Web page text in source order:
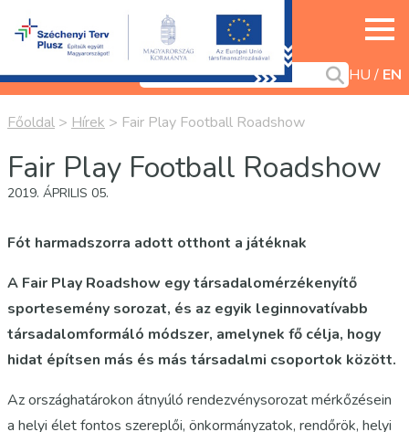
HU EN
Főoldal > Hírek > Fair Play Football Roadshow
Fair Play Football Roadshow
2019. ÁPRILIS 05.
Fót harmadszorra adott otthont a játéknak
A Fair Play Roadshow egy társadalomérzékenyítő
sportesemény sorozat, és az egyik leginnovatívabb
társadalomformáló módszer, amelynek fő célja, hogy
hidat építsen más és más társadalmi csoportok között.
Az országhatárokon átnyúló rendezvénysorozat mérkőzésein
a helyi élet fontos szereplői, önkormányzatok, rendőrök, helyi